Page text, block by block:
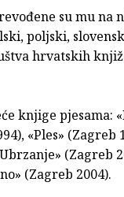
su mu na
poljski,
hrvatskih
knjige pjesama:
«Ples» (Zagreb
(Zagreb
(Zagreb 2004).